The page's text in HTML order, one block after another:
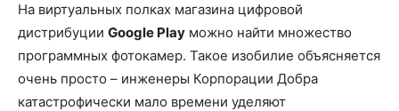
На виртуальных полках магазина цифровой
дистрибуции Google Play можно найти множество
программных фотокамер. Такое изобилие объясняется
очень просто – инженеры Корпорации Добра
катастрофически мало времени уделяют